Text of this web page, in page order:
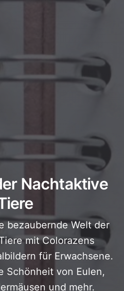
Nachtaktive
bezaubernde Welt der
mit Colorazens
für Erwachsene.
Schönheit von Eulen,
und mehr.